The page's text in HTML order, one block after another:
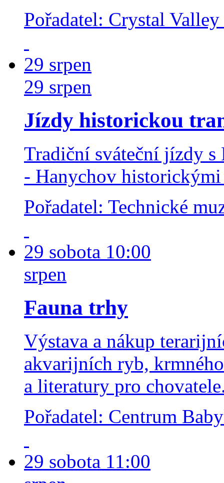
Pořadatel: Crystal Valley
29 srpen
29 srpen
Jízdy historickou
Tradiční sváteční jízdy s
- Hanychov
Pořadatel: Technické
29 sobota 10:00
srpen
Fauna trhy
Výstava a nákup
akvarijních ryb,
a literatury pro
Pořadatel: Centrum
29 sobota 11:00